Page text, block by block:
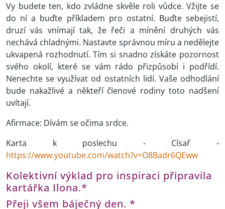
Vy budete ten, kdo zvládne skvěle roli vůdce. Vžijte se
do ní a buďte příkladem pro ostatní. Buďte sebejistí,
druzí vás vnímají tak, že řeči a mínění druhých vás
nechává chladnými. Nastavte správnou míru a nedělejte
ukvapená rozhodnutí. Tím si snadno získáte pozornost
svého okolí, které se vám rádo přizpůsobí i podřídí.
Nenechte se využívat od ostatních lidí. Vaše odhodlání
bude nakažlivé a někteří členové rodiny toto nadšení
uvítají.
Afirmace: Dívám se očima srdce.
Karta k poslechu - Císař -
https://www.youtube.com/watch?v=O8Badr6QEww
Kolektivní výklad pro inspiraci připravila
kartářka Ilona.*
Přeji všem báječný den. *